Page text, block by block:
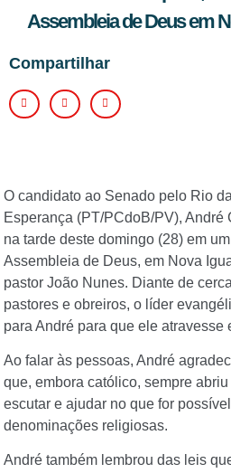
Assembleia de Deus em
Compartilhar
O candidato ao Senado pelo Rio
Esperança (PT/PCdoB/PV),
na tarde deste domingo (28) em
Assembleia de Deus, em Nova
pastor João Nunes. Diante de
pastores e obreiros, o líder
para André para que ele atravesse
Ao falar às pessoas, André
que, embora católico, sempre
escutar e ajudar no que for
denominações religiosas.
André também lembrou das leis